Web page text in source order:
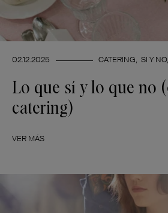
02.12.2025 CATERING SI Y NO
Lo que sí y lo que no
catering)
VER MÁS